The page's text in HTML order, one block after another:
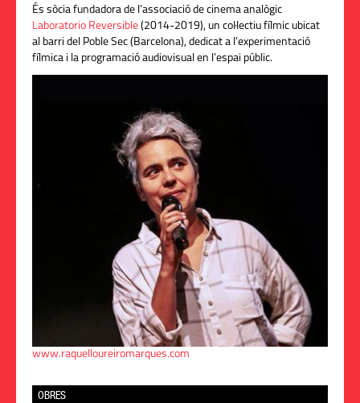
És sòcia fundadora de l’associació de cinema analògic
Laboratorio Reversible (2014-2019), un col·lectiu fílmic ubicat
al barri del Poble Sec (Barcelona), dedicat a l’experimentació
fílmica i la programació audiovisual en l’espai públic.
www.raquelloureiromarques.com
OBRES